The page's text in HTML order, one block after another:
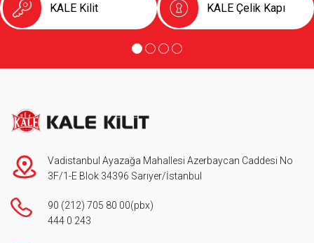
KALE Kilit KALE Çelik Kapı
Vadistanbul Ayazağa Mahallesi Azerbaycan Caddesi No
3F/1-E Blok 34396 Sarıyer/İstanbul
90 (212) 705 80 00(pbx)
444 0 243